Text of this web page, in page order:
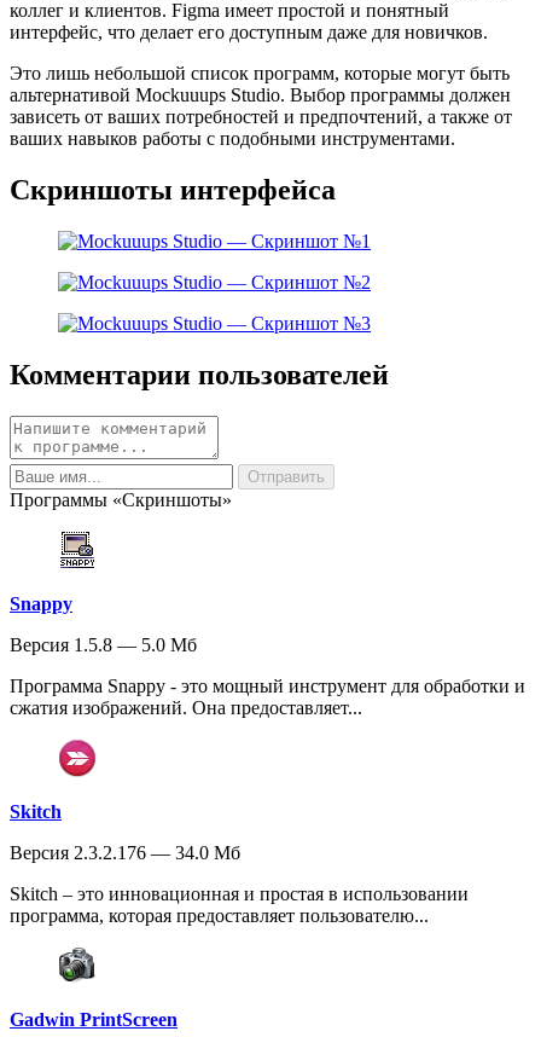
коллег и клиентов. Figma имеет простой и понятный
интерфейс, что делает его доступным даже для новичков.
Это лишь небольшой список программ, которые могут быть
альтернативой Mockuuups Studio. Выбор программы должен
зависеть от ваших потребностей и предпочтений, а также от
ваших навыков работы с подобными инструментами.
Скриншоты интерфейса
Комментарии пользователей
Программы «Скриншоты»
Snappy
Версия 1.5.8 — 5.0 Мб
Программа Snappy - это мощный инструмент для обработки и
сжатия изображений. Она предоставляет...
Skitch
Версия 2.3.2.176 — 34.0 Мб
Skitch – это инновационная и простая в использовании
программа, которая предоставляет пользователю...
Gadwin PrintScreen